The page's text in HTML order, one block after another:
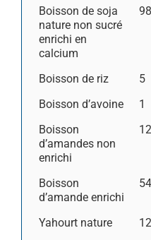
Boisson de soja
nature non sucré
enrichi en
calcium
98
Boisson de riz 5
Boisson d’avoine
1
Boisson
d’amandes non
enrichi
12
Boisson
d’amande enrichi
54
Yahourt nature